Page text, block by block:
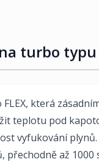
turbo typu
která
teplotu pod
vyfukování
přechodně až 1000